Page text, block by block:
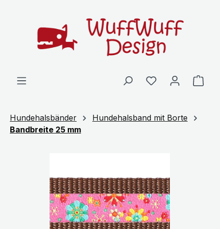
Hundehalsbänder
Hundehalsband mit Borte
Bandbreite 25 mm